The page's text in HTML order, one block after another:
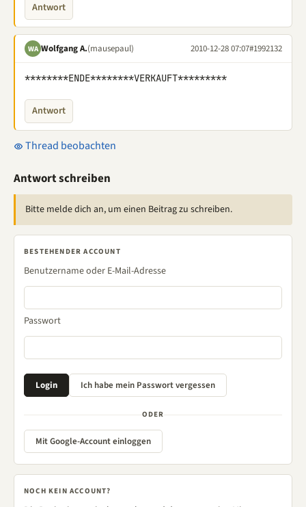
Antwort
WA Wolfgang A.(mausepaul) 2010-12-28 07:07#1992132
********ENDE********VERKAUFT*********
Antwort
Thread beobachten
Antwort schreiben
Bitte melde dich an, um einen Beitrag zu schreiben.
BESTEHENDER ACCOUNT
Benutzername oder E-Mail-Adresse
Passwort
ODER
Mit Google-Account einloggen
NOCH KEIN ACCOUNT?